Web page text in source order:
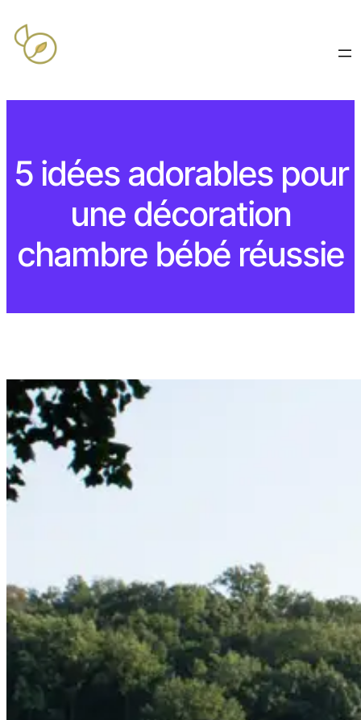
5 idées adorables pour
une décoration
chambre bébé réussie